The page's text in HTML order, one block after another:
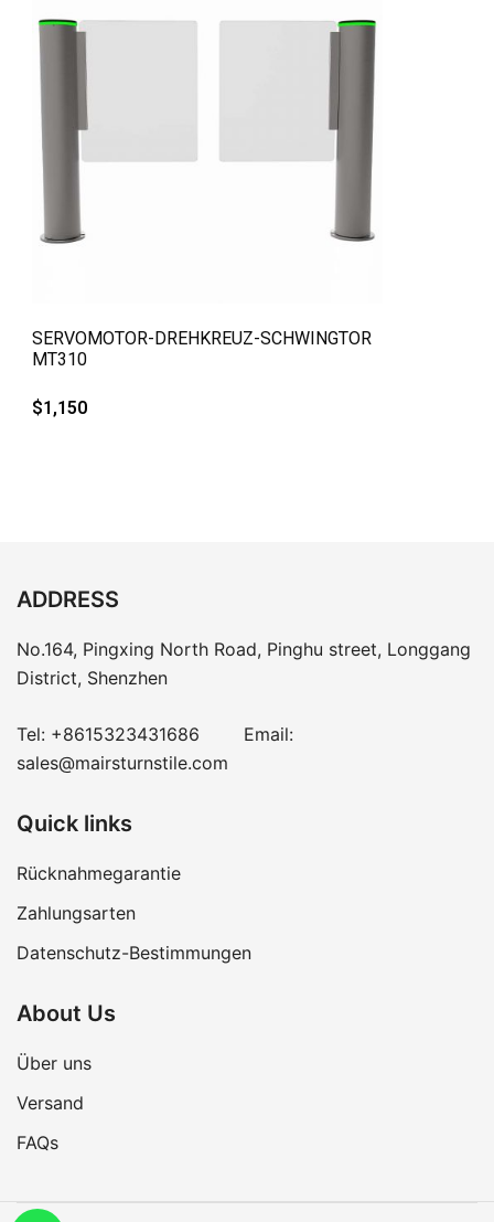
SERVOMOTOR-DREHKREUZ-SCHWINGTOR
MT310
$1,150
ADDRESS
No.164, Pingxing North Road, Pinghu street, Longgang
District, Shenzhen
Tel: +8615323431686 Email:
sales@mairsturnstile.com
Quick links
Rücknahmegarantie
Zahlungsarten
Datenschutz-Bestimmungen
About Us
Über uns
Versand
FAQs